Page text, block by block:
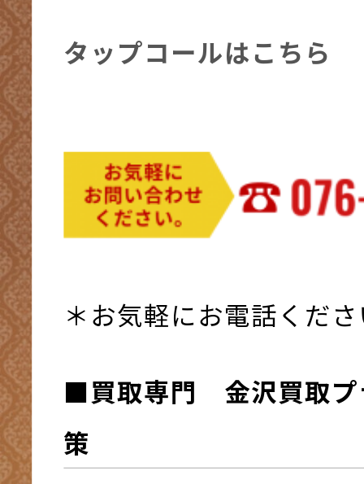
タップコールはこちら
＊お気軽にお電話くだ
■買取専門 金沢買取プ
策